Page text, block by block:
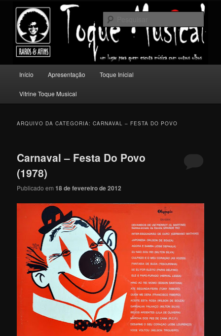
conteúdo
principal
conteúdo
secundário
Toque Musical
Um lugar para quem escuta música com outros olhos.
principal
Início Apresentação Toque Inicial
Vitrine Toque Musical
ARQUIVO DA CATEGORIA:CARNAVAL – FESTA DO POVO
Carnaval – Festa Do Povo
(1978)
Publicado em18 de fevereiro de 2012